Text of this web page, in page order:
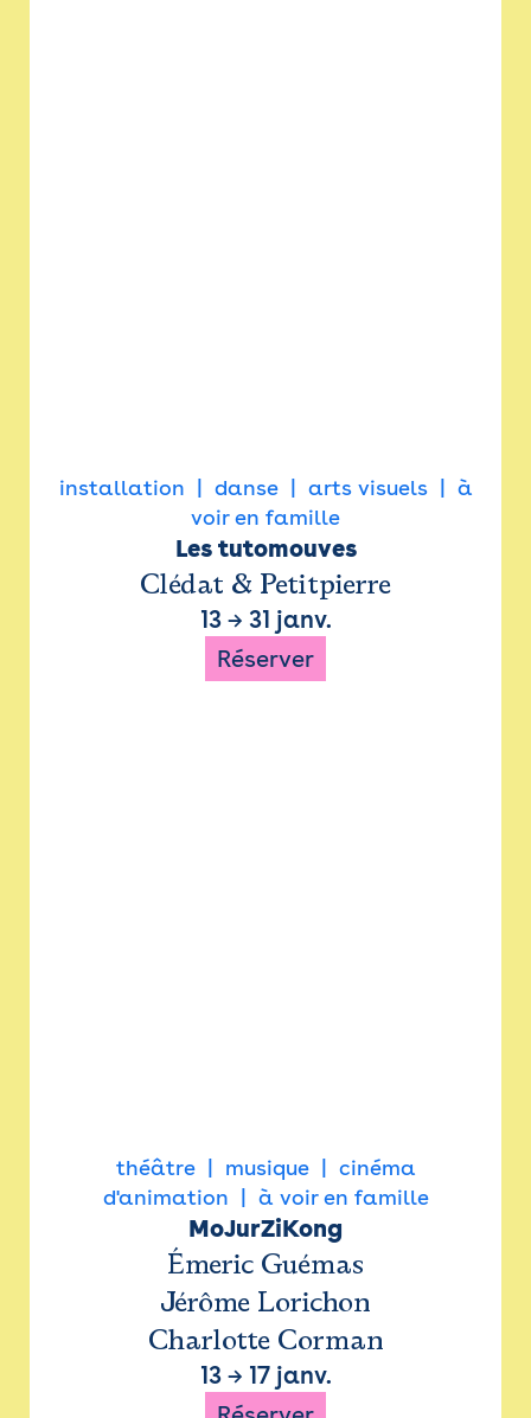
installation danse arts visuels
à
voir en famille
Les tutomouves
Clédat & Petitpierre
13→ 31 janv.
Réserver
théâtre musique
cinéma
d'animation
à voir en famille
MoJurZiKong
Émeric Guémas
Jérôme Lorichon
Charlotte Corman
13→ 17 janv.